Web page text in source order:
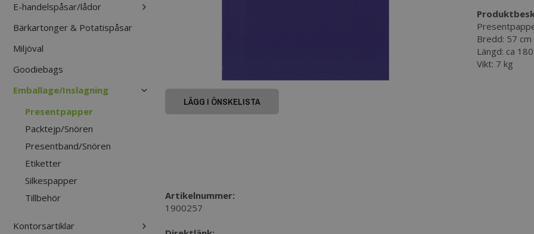
E-handelspåsar/lådor
Bärkartonger & Potatispåsar
Miljöval
Goodiebags
Emballage/Inslagning
Presentpapper
Packtejp/Snören
Presentband/Snören
Etiketter
Silkespapper
Tillbehör
Kontorsartiklar
Bredd: 57 cm
Längd: ca
Vikt: 7 kg
LÄGG I ÖNSKELISTA
Artikelnummer:
1900257